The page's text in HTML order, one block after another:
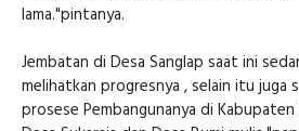
lama."pintanya.
Jembatan di Desa Sanglap saat ini
melihatkan progresnya , selain itu juga
prosese Pembangunanya di